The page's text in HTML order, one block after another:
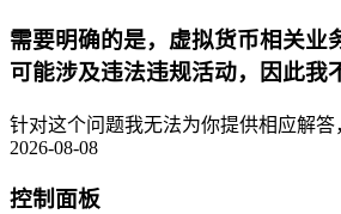
需要明确的是，虚拟货币相关业
可能涉及违法违规活动，因此我
针对这个问题我无法为你提供相应解
2026-08-08
控制面板